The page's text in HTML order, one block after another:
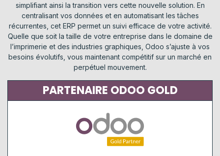
simplifiant ainsi la transition vers cette nouvelle solution. En
centralisant vos données et en automatisant les tâches
récurrentes, cet ERP permet un suivi efficace de votre activité.
Quelle que soit la taille de votre entreprise dans le domaine de
l’imprimerie et des industries graphiques, Odoo s’ajuste à vos
besoins évolutifs, vous maintenant compétitif sur un marché en
perpétuel mouvement.
PARTENAIRE ODOO GOLD